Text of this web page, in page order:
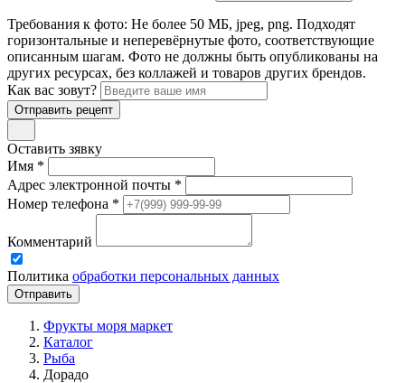
Требования к фото: Не более 50 МБ, jpeg, png. Подходят
горизонтальные и неперевёрнутые фото, соответствующие
описанным шагам. Фото не должны быть опубликованы на
других ресурсах, без коллажей и товаров других брендов.
Как вас зовут?
Отправить рецепт
Оставить зявку
Имя *
Адрес электронной почты *
Номер телефона *
Комментарий
Политика обработки персональных данных
Фрукты моря маркет
Каталог
Рыба
Дорадо